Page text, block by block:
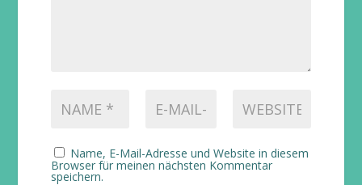
Name, E-Mail-Adresse und Website in diesem
Browser für meinen nächsten Kommentar
speichern.